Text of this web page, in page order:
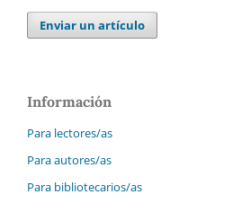
Enviar un artículo
Información
Para lectores/as
Para autores/as
Para bibliotecarios/as